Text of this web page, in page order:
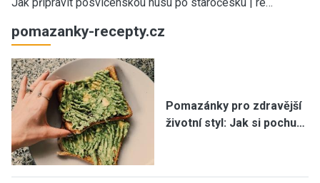
pomazanky-recepty.cz
Pomazánky pro zdravější
životní styl: Jak si pochu…